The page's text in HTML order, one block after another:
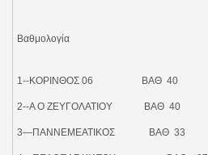
Βαθμολογία
1--ΚΟΡΙΝΘΟΣ 06 ΒΑΘ 40
2--Α Ο ΖΕΥΓΟΛΑΤΙΟΥ ΒΑΘ 40
3—ΠΑΝΝΕΜΕΑΤΙΚΟΣ ΒΑΘ 33